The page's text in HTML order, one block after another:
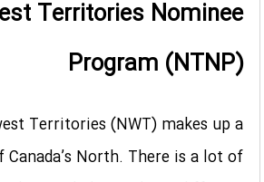
Territories Nominee
Program (NTNP)
Territories (NWT) makes up a
North. There is a lot of